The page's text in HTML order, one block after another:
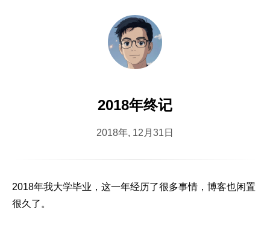
2018年终记
2018年, 12月31日
2018年我大学毕业，这一年经历了很多事情，博客也闲置
很久了。